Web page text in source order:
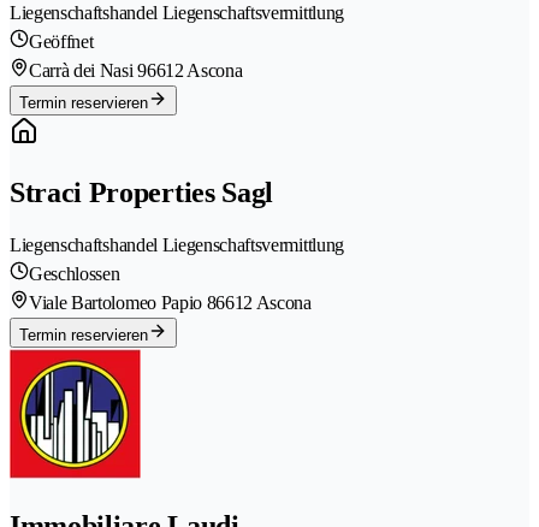
Liegenschaftshandel Liegenschaftsvermittlung
Geöffnet
Carrà dei Nasi 96612 Ascona
Termin reservieren
Straci Properties Sagl
Liegenschaftshandel Liegenschaftsvermittlung
Geschlossen
Viale Bartolomeo Papio 86612 Ascona
Termin reservieren